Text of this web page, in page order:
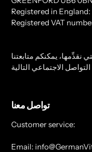
Registered in
Registered VAT
نقدِّمها، يمكنكم متابعتنا
تواصل معنا
Customer service:
Email: